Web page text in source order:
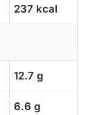
237 kcal
12.7 g
6.6 g